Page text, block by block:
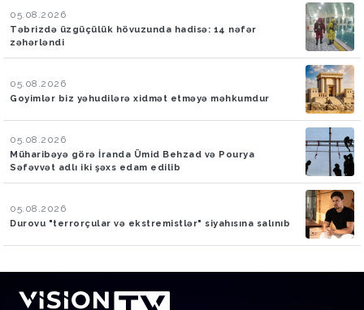
05.08.2026
Təbrizdə üzgüçülük hövuzunda hadisə: 14 nəfər
zəhərləndi
05.08.2026
Goyimlər biz yəhudilərə xidmət etməyə məhkumdur
05.08.2026
Müharibəyə görə İranda Ümid Behzad və Pourya
Səfəvvət adlı iki şəxs edam edilib
05.08.2026
Durovu "terrorçular və ekstremistlər" siyahısına salınıb